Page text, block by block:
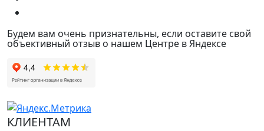
Будем вам очень признательны, если оставите свой
объективный отзыв о нашем Центре в Яндексе
КЛИЕНТАМ